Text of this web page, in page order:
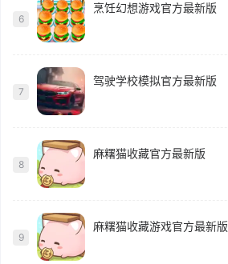
6
烹饪幻想游戏官方最新版
7
驾驶学校模拟官方最新版
8
麻糬猫收藏官方最新版
9
麻糬猫收藏游戏官方最新版